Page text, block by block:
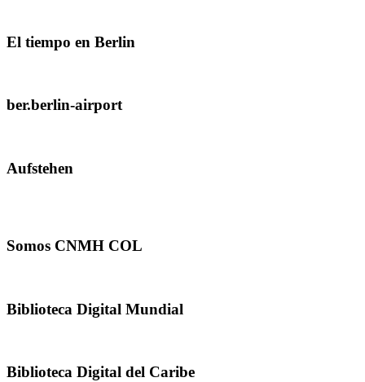
El tiempo en Berlin
ber.berlin-airport
Aufstehen
Somos CNMH COL
Biblioteca Digital Mundial
Biblioteca Digital del Caribe